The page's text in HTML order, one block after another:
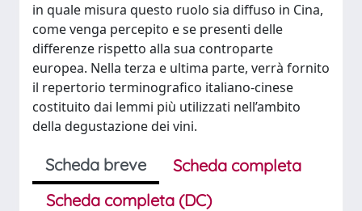
in quale misura questo ruolo sia diffuso in Cina,
come venga percepito e se presenti delle
differenze rispetto alla sua controparte
europea. Nella terza e ultima parte, verrà fornito
il repertorio terminografico italiano-cinese
costituito dai lemmi più utilizzati nell’ambito
della degustazione dei vini.
Scheda breve
Scheda completa
Scheda completa (DC)